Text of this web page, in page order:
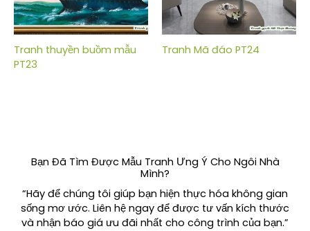
Tranh thuyền buồm mẫu
PT23
Tranh Mã đáo PT24
Bạn Đã Tìm Được Mẫu Tranh Ưng Ý Cho Ngôi Nhà
Mình?
“Hãy để chúng tôi giúp bạn hiện thực hóa không gian
sống mơ ước. Liên hệ ngay để được tư vấn kích thước
và nhận báo giá ưu đãi nhất cho công trình của bạn.”